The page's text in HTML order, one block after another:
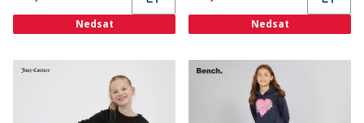
Nedsat Nedsat